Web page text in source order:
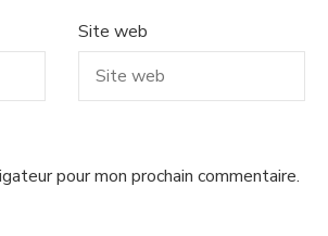
Site web
pour mon prochain commentaire.